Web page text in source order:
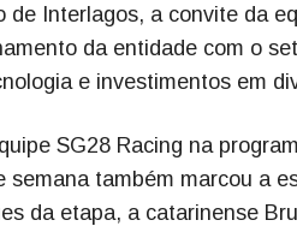
Interlagos, a convite da
da entidade com o
e investimentos em
SG28 Racing na
também marcou a
da etapa, a catarinense